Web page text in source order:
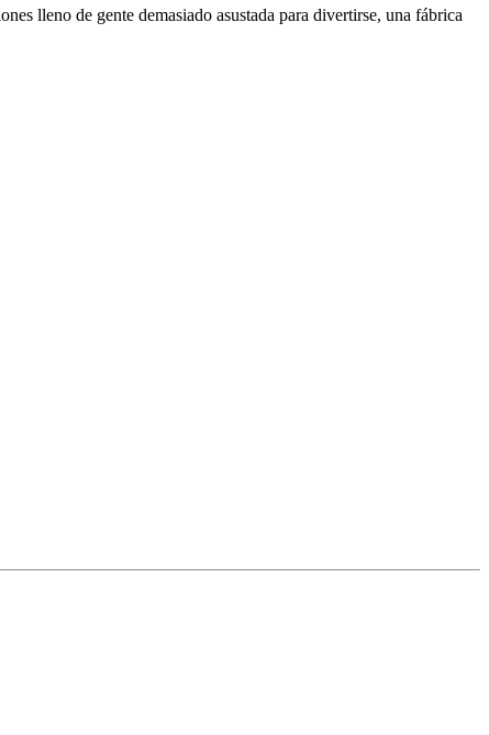
lleno de gente demasiado asustada para divertirse, una fábrica